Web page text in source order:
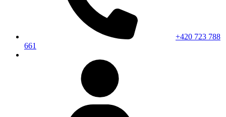
+420 723 788
661